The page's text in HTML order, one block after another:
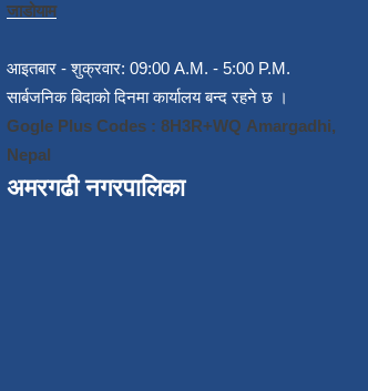
जाडोयाम
आइतबार - शुक्रवार: 09:00 A.M. - 5:00 P.M.
सार्बजनिक बिदाको दिनमा कार्यालय बन्द रहने छ ।
Gogle Plus Codes : 8H3R+WQ Amargadhi,
Nepal
अमरगढी नगरपालिका